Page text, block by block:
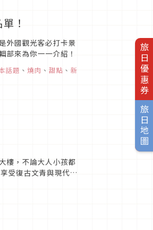
旅日優惠券
旅日地圖
！
外國觀光客必打卡景
部來為你一一介紹！
話題 、 燒肉 、 甜點 、 新
樓，不論大人小孩都
受復古文青與現代藝